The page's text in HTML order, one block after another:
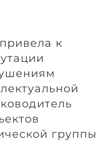
к
группы